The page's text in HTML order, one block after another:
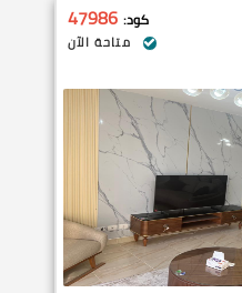
كود: 47986
متاحة الآن